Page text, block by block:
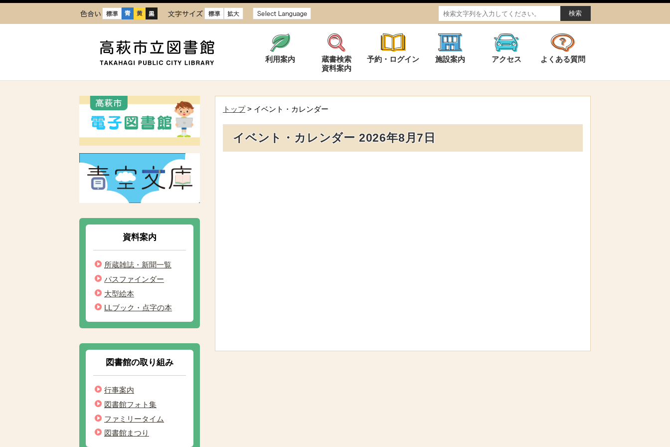
色合い 文字サイズ
利用案内
蔵書検索
資料案内
予約・ログイン 施設案内 アクセス よくある質問
資料案内
所蔵雑誌・新聞一覧
パスファインダー
大型絵本
LLブック・点字の本
図書館の取り組み
行事案内
図書館フォト集
ファミリータイム
図書館まつり
トップ> イベント・カレンダー
イベント・カレンダー 2026年8月7日